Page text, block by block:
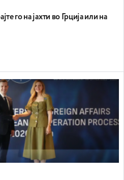
го на јахти во Грција или на